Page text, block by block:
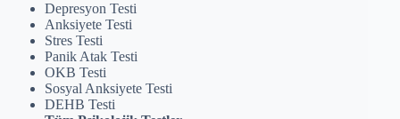
Depresyon Testi
Anksiyete Testi
Stres Testi
Panik Atak Testi
OKB Testi
Sosyal Anksiyete Testi
DEHB Testi